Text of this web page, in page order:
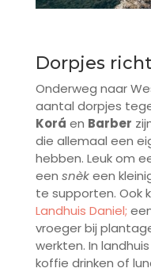
Dorpjes
Onderweg naar
aantal dorpjes
Korá en Barber
die allemaal een
hebben. Leuk om
een snèkeen
te supporten. Ook
Landhuis Daniel;
vroeger bij
werkten. In
koffie drinken of